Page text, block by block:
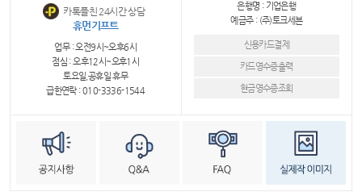
카톡플친 24시간 상담
휴먼기프트
업무 : 오전9시~오후6시
점심 : 오후12시~오후1시
토요일,공휴일 휴무
급한연락 : 010-3336-1544
은행명 : 기업은행
예금주 : (주)토크세븐
신용카드결제
카드영수증출력
현금영수증조회